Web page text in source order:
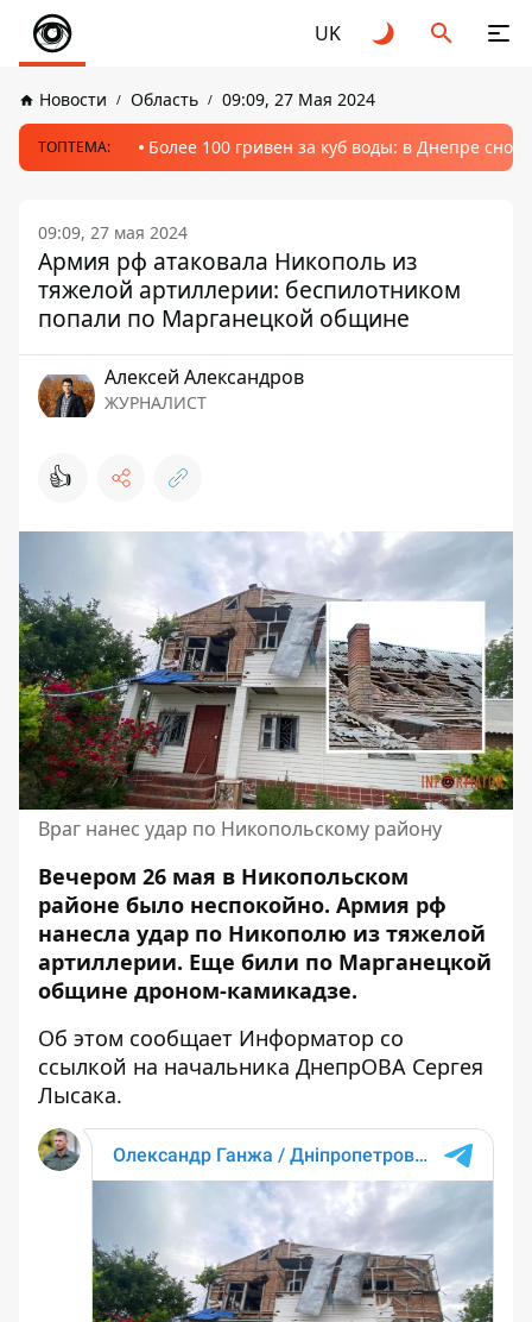
UK
Новости Область 09:09, 27 Мая 2024
ТОПТЕМА: Более 100 гривен за куб воды: в Днепре
09:09, 27 мая 2024
Армия рф атаковала Никополь из
тяжелой артиллерии: беспилотником
попали по Марганецкой общине
Алексей Александров
ЖУРНАЛИСТ
👍
Враг нанес удар по Никопольскому району
Вечером 26 мая в Никопольском
районе было неспокойно. Армия рф
нанесла удар по Никополю из тяжелой
артиллерии. Еще били по Марганецкой
общине дроном-камикадзе.
Об этом сообщает Информатор со
ссылкой на начальника ДнепрОВА Сергея
Лысака.